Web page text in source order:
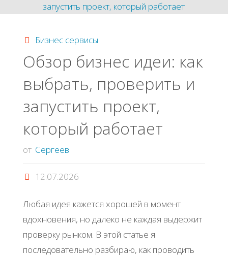
Бизнес сервисы
Обзор бизнес идеи: как
выбрать, проверить и
запустить проект,
который работает
от Сергеев
12.07.2026
Любая идея кажется хорошей в момент
вдохновения, но далеко не каждая выдержит
проверку рынком. В этой статье я
последовательно разбираю, как проводить